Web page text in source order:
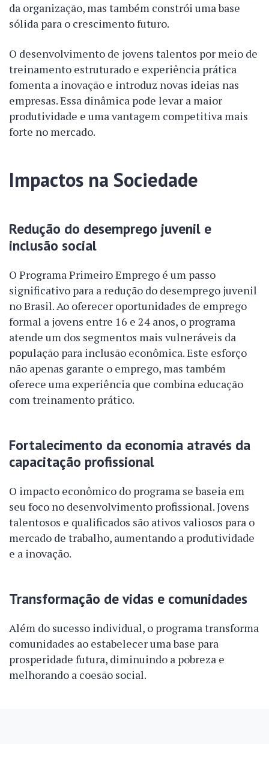
da organização, mas também constrói uma base
sólida para o crescimento futuro.
O desenvolvimento de jovens talentos por meio de
treinamento estruturado e experiência prática
fomenta a inovação e introduz novas ideias nas
empresas. Essa dinâmica pode levar a maior
produtividade e uma vantagem competitiva mais
forte no mercado.
Impactos na Sociedade
Redução do desemprego juvenil e
inclusão social
O Programa Primeiro Emprego é um passo
significativo para a redução do desemprego juvenil
no Brasil. Ao oferecer oportunidades de emprego
formal a jovens entre 16 e 24 anos, o programa
atende um dos segmentos mais vulneráveis da
população para inclusão econômica. Este esforço
não apenas garante o emprego, mas também
oferece uma experiência que combina educação
com treinamento prático.
Fortalecimento da economia através da
capacitação profissional
O impacto econômico do programa se baseia em
seu foco no desenvolvimento profissional. Jovens
talentosos e qualificados são ativos valiosos para o
mercado de trabalho, aumentando a produtividade
e a inovação.
Transformação de vidas e comunidades
Além do sucesso individual, o programa transforma
comunidades ao estabelecer uma base para
prosperidade futura, diminuindo a pobreza e
melhorando a coesão social.